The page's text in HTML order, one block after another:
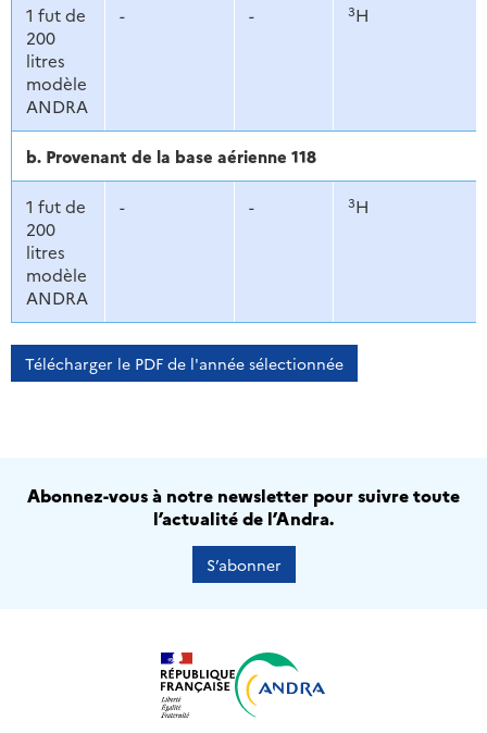
1 fut de
200
litres
modèle
ANDRA
- - 3H
b. Provenant de la base aérienne 118
1 fut de
200
litres
modèle
ANDRA
- - 3H
Télécharger le PDF de l'année sélectionnée
Abonnez-vous à notre newsletter pour suivre toute
l’actualité de l’Andra.
S’abonner